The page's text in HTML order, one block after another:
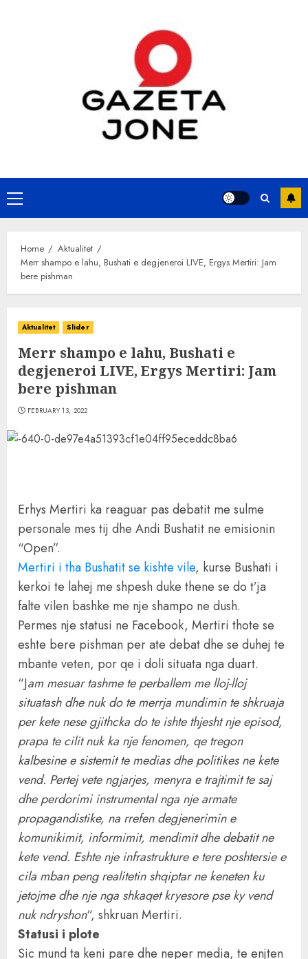
Primary
Menu
Home
Aktualitet
Merr shampo e lahu, Bushati e degjeneroi LIVE, Ergys Mertiri: Jam
bere pishman
Aktualitet Slider
Merr shampo e lahu, Bushati e
degjeneroi LIVE, Ergys Mertiri: Jam
bere pishman
FEBRUARY 13, 2022
Erhys Mertiri ka reaguar pas debatit me sulme
personale mes tij dhe Andi Bushatit ne emisionin
“Open”.
Mertiri i tha Bushatit se kishte vile, kurse Bushati i
kerkoi te lahej me shpesh duke thene se do t’ja
falte vilen bashke me nje shampo ne dush.
Permes nje statusi ne Facebook, Mertiri thote se
eshte bere pishman per ate debat dhe se duhej te
mbante veten, por qe i doli situata nga duart.
“Jam mesuar tashme te perballem me lloj-lloj
situatash dhe nuk do te merrja mundimin te shkruaja
per kete nese gjithcka do te ishte thjesht nje episod,
prapa te cilit nuk ka nje fenomen, qe tregon
kalbesine e sistemit te medias dhe politikes ne kete
vend. Pertej vete ngjarjes, menyra e trajtimit te saj
dhe perdorimi instrumental nga nje armate
propagandistike, na rrefen degjenerimin e
komunikimit, informimit, mendimit dhe debatit ne
kete vend. Eshte nje infrastrukture e tere poshtersie e
cila mban peng realitetin shqiptar ne keneten ku
jetojme dhe nje nga shkaqet kryesore pse ky vend
nuk ndryshon“, shkruan Mertiri.
Statusi i plote
Sic mund ta keni pare dhe neper media, te enjten